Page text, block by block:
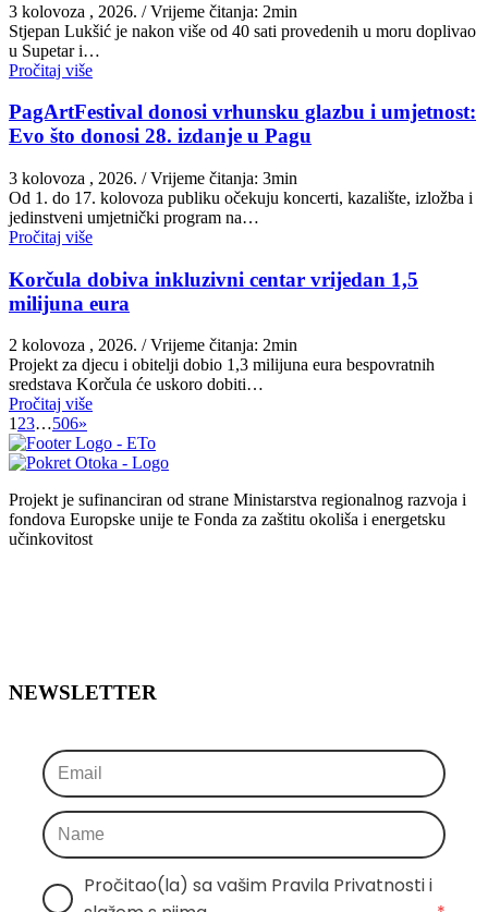
3 kolovoza , 2026. / Vrijeme čitanja: 2min
St​jepan Lukšić je nakon više od 40 sati provedenih u moru doplivao
u Supetar i…
Pročitaj više
PagArtFestival donosi vrhunsku glazbu i umjetnost:
Evo što donosi 28. izdanje u Pagu
3 kolovoza , 2026. / Vrijeme čitanja: 3min
Od 1. do 17. kolovoza publiku očekuju koncerti, kazalište, izložba i
jedinstveni umjetnički program na…
Pročitaj više
Korčula dobiva inkluzivni centar vrijedan 1,5
milijuna eura
2 kolovoza , 2026. / Vrijeme čitanja: 2min
Projekt za djecu i obitelji dobio 1,3 milijuna eura bespovratnih
sredstava Korčula će uskoro dobiti…
Pročitaj više
123…506»
Projekt je sufinanciran od strane Ministarstva regionalnog razvoja i
fondova Europske unije te Fonda za zaštitu okoliša i energetsku
učinkovitost
NEWSLETTER
Pročitao(la) sa vašim Pravila Privatnosti i